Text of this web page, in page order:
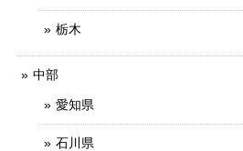
栃木
中部
愛知県
石川県